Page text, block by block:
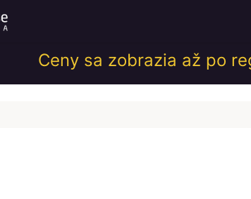
Ceny sa zobrazia až po